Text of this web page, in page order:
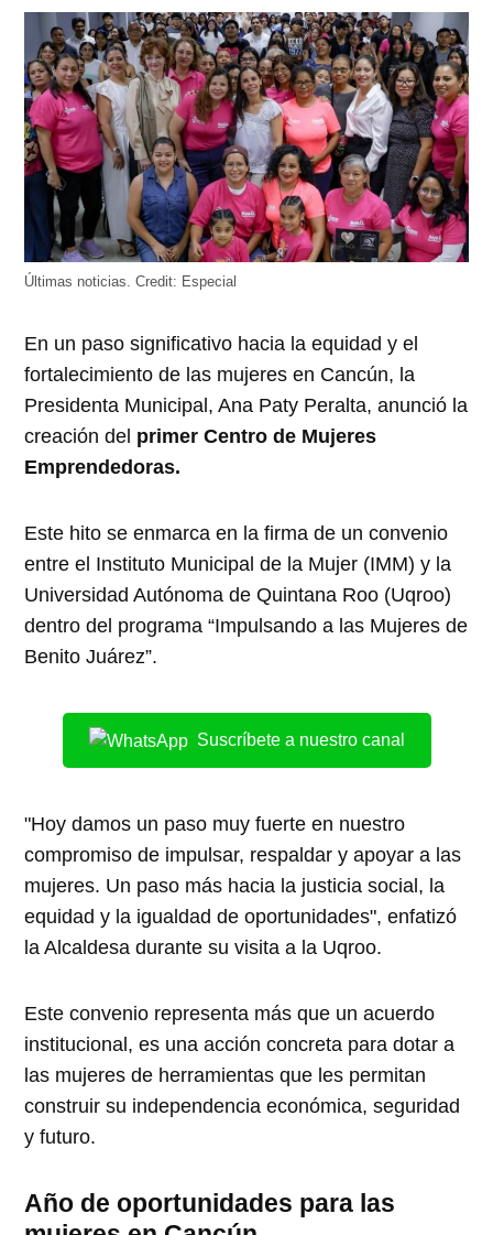
abre
en
una
ventana
nueva)
abre
en
una
ventana
nueva)
abre
en
una
ventana
nueva)
abre
en
una
ventana
nueva)
abre
en
una
ventana
nueva)
Últimas noticias.Credit: Especial
En un paso significativo hacia la equidad y el
fortalecimiento de las mujeres en Cancún, la
Presidenta Municipal, Ana Paty Peralta, anunció la
creación del primer Centro de Mujeres
Emprendedoras.
Este hito se enmarca en la firma de un convenio
entre el Instituto Municipal de la Mujer (IMM) y la
Universidad Autónoma de Quintana Roo (Uqroo)
dentro del programa “Impulsando a las Mujeres de
Benito Juárez”.
Suscríbete a nuestro canal
"Hoy damos un paso muy fuerte en nuestro
compromiso de impulsar, respaldar y apoyar a las
mujeres. Un paso más hacia la justicia social, la
equidad y la igualdad de oportunidades", enfatizó
la Alcaldesa durante su visita a la Uqroo.
Este convenio representa más que un acuerdo
institucional, es una acción concreta para dotar a
las mujeres de herramientas que les permitan
construir su independencia económica, seguridad
y futuro.
Año de oportunidades para las